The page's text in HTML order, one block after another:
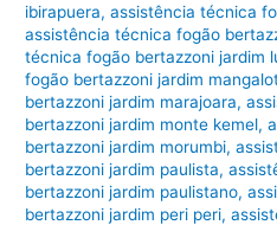
ibirapuera,assistência técnica
assistência técnica fogão
técnica fogão bertazzoni jardim
fogão bertazzoni jardim
bertazzoni jardim marajoara,
bertazzoni jardim monte kemel,
bertazzoni jardim morumbi,
bertazzoni jardim paulista,
bertazzoni jardim paulistano,
bertazzoni jardim peri peri,